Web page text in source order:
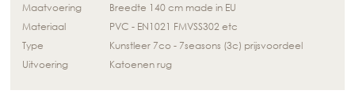
Maatvoering
Breedte 140 cm made in EU
Materiaal
PVC - EN1021 FMVSS302 etc
Type
Kunstleer 7co - 7seasons (3c) prijsvoordeel
Uitvoering
Katoenen rug